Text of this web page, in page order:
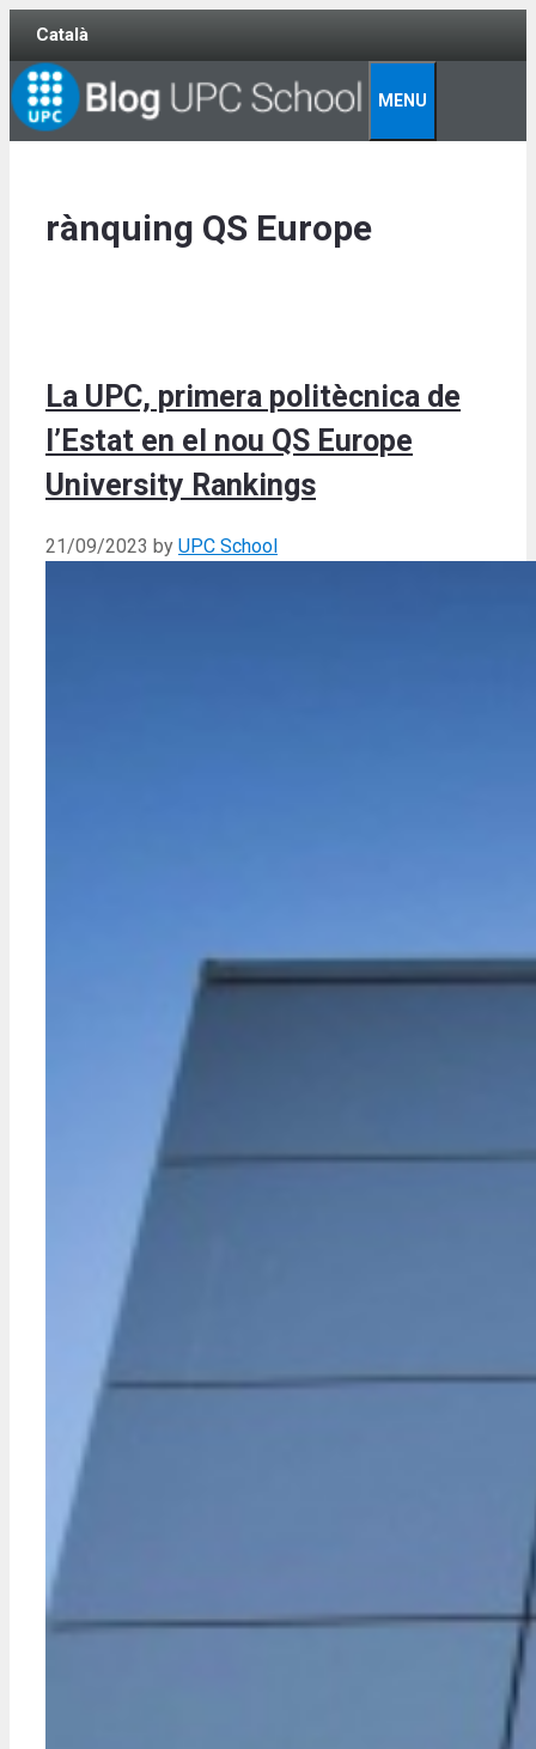
Skip
content
Català
MENU
rànquing QS Europe
La UPC, primera politècnica de
l’Estat en el nou QS Europe
University Rankings
21/09/2023 by UPC School